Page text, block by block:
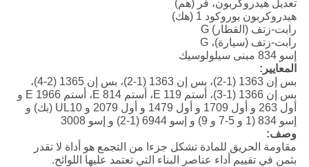
تعديل هيدروكربون، فر (هم)
هيدروكربون يوروكود 1 (هك)
رابت-زتف (القطار) G
رابت-زتف (سيارة)، G
إسو 834 مبنى سيلولوسيك
المعايير:
بس إن 1363 (1-2)، بس إن 1363 (1-2)، بس إن 1365 (2-4)،
بس إن 1366 (1-3)، أستم E 119، أستم E 814، أستم E 1966 و
أول 263 و أول 1709 و أول 1479 و أول 2079 و UL10 (بك) و
إسو 834 (1 و 5-7 و 9) و إسو 6944 (1-2) و إسو 3008
وصف:
مقاومة الحريق للمادة تشكل جزءا من التجمع هو أداة لا تقدر
بثمن في تقييم أداء عناصر البناء التي تعتمد عليها اللوائح.